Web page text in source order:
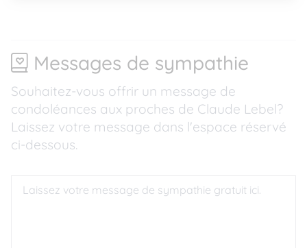
Messages de sympathie
Souhaitez-vous offrir un message de
condoléances aux proches de Claude Lebel?
Laissez votre message dans l'espace réservé
ci-dessous.